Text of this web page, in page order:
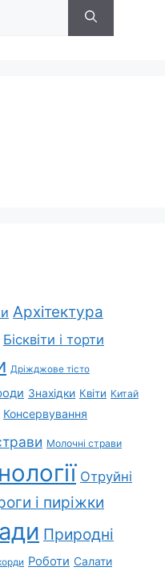
Архітектура
Бісквіти і торти
Дріжджове тісто
Знахідки Квіти Китай
Консервування
Молочні страви
Отруйні
і пиріжки
Природні
Роботи Салати